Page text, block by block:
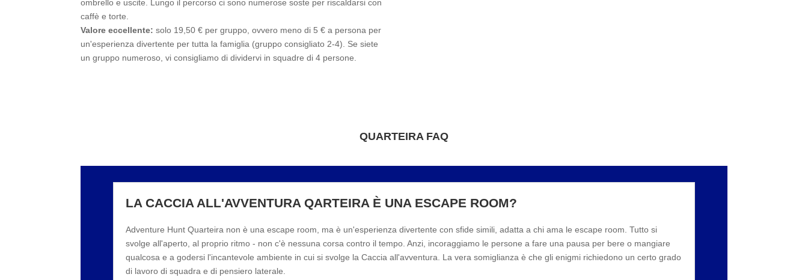
ombrello e uscite. Lungo il percorso ci sono numerose soste per riscaldarsi con
caffè e torte.
Valore eccellente: solo 19,50 € per gruppo, ovvero meno di 5 € a persona per
un'esperienza divertente per tutta la famiglia (gruppo consigliato 2-4). Se siete
un gruppo numeroso, vi consigliamo di dividervi in squadre di 4 persone.
QUARTEIRA FAQ
LA CACCIA ALL'AVVENTURA QARTEIRA È UNA ESCAPE ROOM?
Adventure Hunt Quarteira non è una escape room, ma è un'esperienza divertente con sfide simili, adatta a chi ama le escape room. Tutto si
svolge all'aperto, al proprio ritmo - non c'è nessuna corsa contro il tempo. Anzi, incoraggiamo le persone a fare una pausa per bere o mangiare
qualcosa e a godersi l'incantevole ambiente in cui si svolge la Caccia all'avventura. La vera somiglianza è che gli enigmi richiedono un certo grado
di lavoro di squadra e di pensiero laterale.